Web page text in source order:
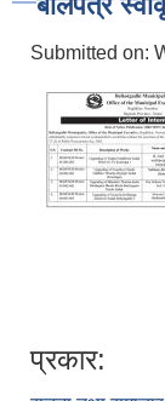
Submitted on:
प्रकार: